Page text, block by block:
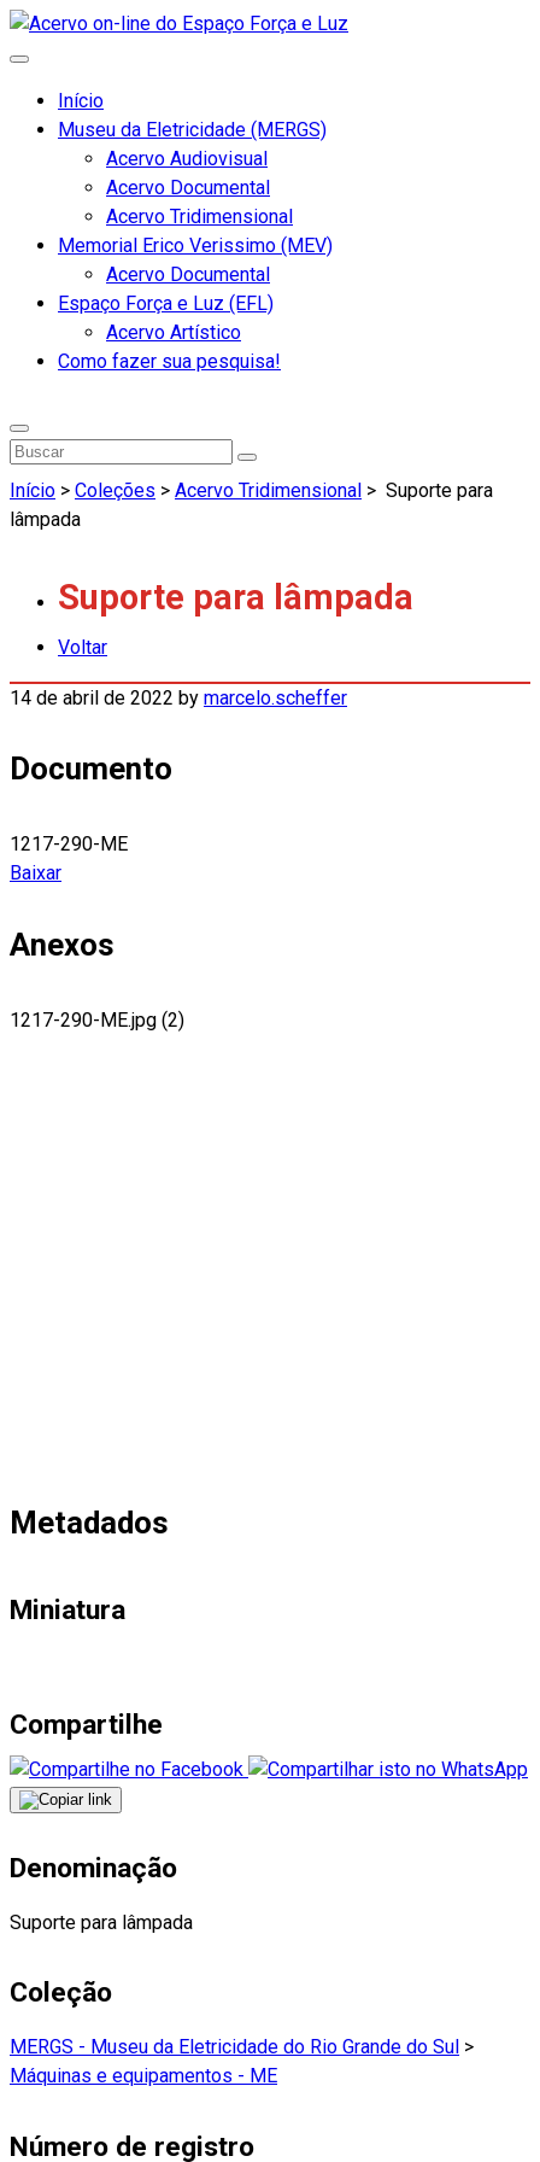
Início
Museu da Eletricidade (MERGS)
Acervo Audiovisual
Acervo Documental
Acervo Tridimensional
Memorial Erico Verissimo (MEV)
Acervo Documental
Espaço Força e Luz (EFL)
Acervo Artístico
Como fazer sua pesquisa!
Início > Coleções > Acervo Tridimensional > Suporte para
lâmpada
Suporte para lâmpada
Voltar
14 de abril de 2022 by marcelo.scheffer
Documento
1217-290-ME
Baixar
Anexos
1217-290-ME.jpg (2)
Metadados
Miniatura
Compartilhe
Denominação
Suporte para lâmpada
Coleção
MERGS - Museu da Eletricidade do Rio Grande do Sul >
Máquinas e equipamentos - ME
Número de registro